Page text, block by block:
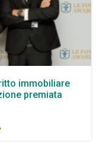
immobiliare
premiata